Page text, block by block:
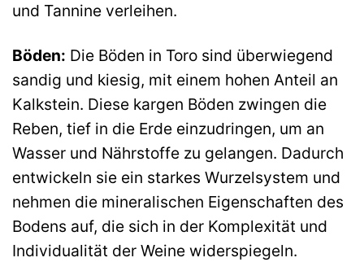
und Tannine verleihen.
Böden: Die Böden in Toro sind überwiegend
sandig und kiesig, mit einem hohen Anteil an
Kalkstein. Diese kargen Böden zwingen die
Reben, tief in die Erde einzudringen, um an
Wasser und Nährstoffe zu gelangen. Dadurch
entwickeln sie ein starkes Wurzelsystem und
nehmen die mineralischen Eigenschaften des
Bodens auf, die sich in der Komplexität und
Individualität der Weine widerspiegeln.